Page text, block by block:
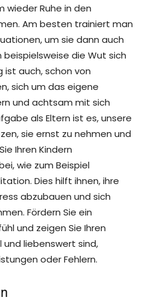
wieder Ruhe in den
Am besten trainiert man
um sie dann auch
beispielsweise die Wut sich
ist auch, schon von
sich um das eigene
und achtsam mit sich
als Eltern ist es, unsere
sie ernst zu nehmen und
Ihren Kindern
wie zum Beispiel
Dies hilft ihnen, ihre
abzubauen und sich
Fördern Sie ein
und zeigen Sie Ihren
und liebenswert sind,
oder Fehlern.